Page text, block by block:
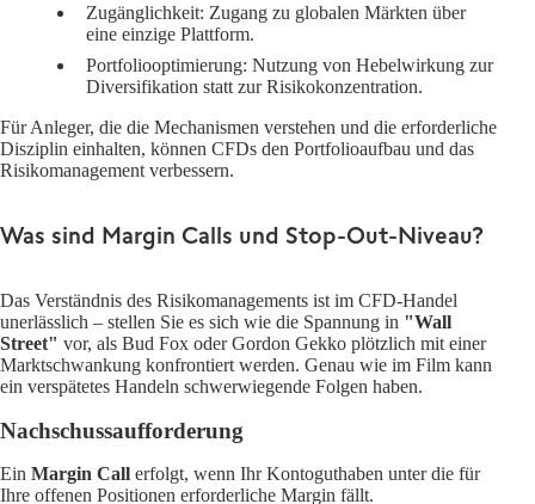
Zugänglichkeit: Zugang zu globalen Märkten über
eine einzige Plattform.
Portfoliooptimierung: Nutzung von Hebelwirkung zur
Diversifikation statt zur Risikokonzentration.
Für Anleger, die die Mechanismen verstehen und die erforderliche
Disziplin einhalten, können CFDs den Portfolioaufbau und das
Risikomanagement verbessern.
Was sind Margin Calls und Stop-Out-Niveau?
Das Verständnis des Risikomanagements ist im CFD-Handel
unerlässlich – stellen Sie es sich wie die Spannung in "Wall
Street" vor, als Bud Fox oder Gordon Gekko plötzlich mit einer
Marktschwankung konfrontiert werden. Genau wie im Film kann
ein verspätetes Handeln schwerwiegende Folgen haben.
Nachschussaufforderung
Ein Margin Call erfolgt, wenn Ihr Kontoguthaben unter die für
Ihre offenen Positionen erforderliche Margin fällt.